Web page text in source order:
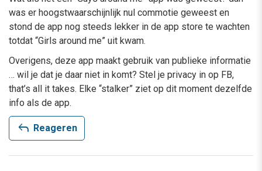
was er hoogstwaarschijnlijk nul commotie geweest en
stond de app nog steeds lekker in de app store te wachten
totdat “Girls around me” uit kwam.
Overigens, deze app maakt gebruik van publieke informatie
… wil je dat je daar niet in komt? Stel je privacy in op FB,
that’s all it takes. Elke “stalker” ziet op dit moment dezelfde
info als de app.
reply Reageren